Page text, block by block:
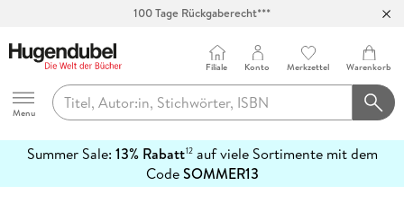
100 Tage Rückgaberecht***
Hugendubel
Menu
Filiale Konto Merkzettel Warenkorb
Summer Sale: 13% Rabatt12auf viele Sortimente mit dem
CodeSOMMER13
erfahren